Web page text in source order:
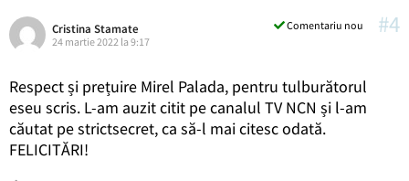
#4
Comentariu nou
Cristina Stamate
24 martie 2022 la 9:17
Respect și prețuire Mirel Palada, pentru tulburătorul
eseu scris. L-am auzit citit pe canalul TV NCN și l-am
căutat pe strictsecret, ca să-l mai citesc odată.
FELICITĂRI!